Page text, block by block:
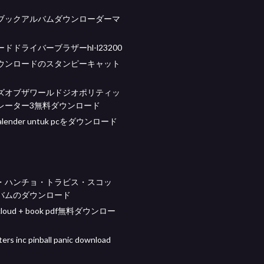
ックアルバムダウンローダーマ
ドドライバーブラザーhl-l23200
ンロードのスタンピーキャット
オブザワールドジオポリティッ
ーター3無料ダウンロード
untuk pcをダウンロード
ハンチョ・トラビス・スコッ
ムのダウンロード
+ book pdf無料ダウンロー
inc pinball panic download